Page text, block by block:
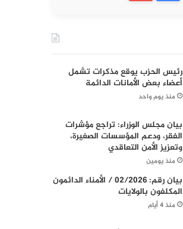
رئيس الحزب يوقع مذكرات تشمل
أعضاء بعض الأمانات الدائمة
منذ يوم واحد
بيان مجلس الوزراء: تراجع مؤشرات
الفقر، ودعم المؤسسات الصغيرة،
وتعزيز الأمن التعاقدي
منذ يومين
بيان رقم: 02/2026 / الأمناء الدائمون
المكلفون بالولايات
منذ 4 أيام